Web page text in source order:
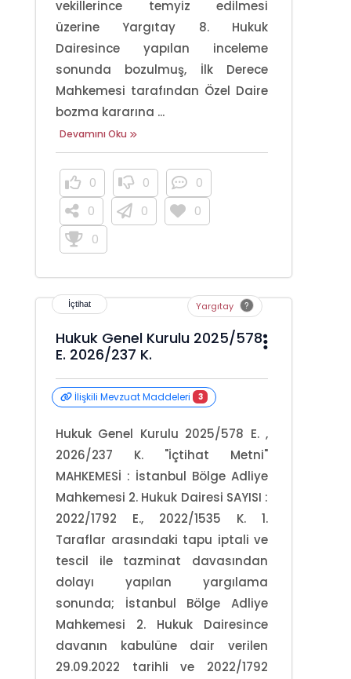
vekillerince temyiz edilmesi
üzerine Yargıtay 8. Hukuk
Dairesince yapılan inceleme
sonunda bozulmuş, İlk Derece
Mahkemesi tarafından Özel Daire
bozma kararına ...
Devamını Oku
0 0
0
0
0
0
0
Yargıtay
Hukuk Genel Kurulu 2025/578
E. 2026/237 K.
İlişkili Mevzuat Maddeleri 3
Hukuk Genel Kurulu 2025/578 E. ,
2026/237 K. "İçtihat Metni"
MAHKEMESİ : İstanbul Bölge Adliye
Mahkemesi 2. Hukuk Dairesi SAYISI :
2022/1792 E., 2022/1535 K. 1.
Taraflar arasındaki tapu iptali ve
tescil ile tazminat davasından
dolayı yapılan yargılama
sonunda; İstanbul Bölge Adliye
Mahkemesi 2. Hukuk Dairesince
davanın kabulüne dair verilen
29.09.2022 tarihli ve 2022/1792